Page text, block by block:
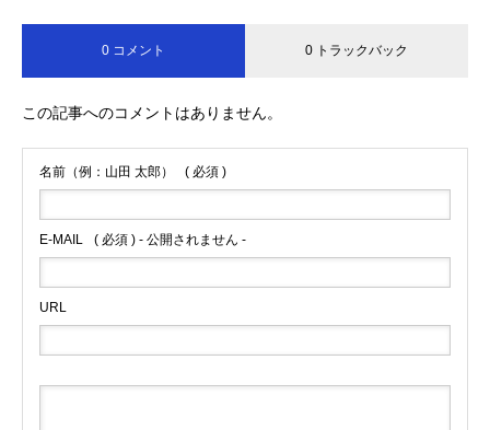
0 コメント 0 トラックバック
この記事へのコメントはありません。
名前（例：山田 太郎） ( 必須 )
E-MAIL ( 必須 ) - 公開されません -
URL